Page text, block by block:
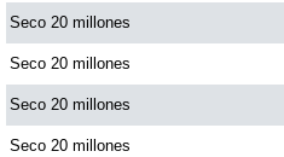
Seco 20 millones
Seco 20 millones
Seco 20 millones
Seco 20 millones